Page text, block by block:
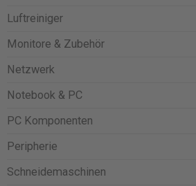
Luftreiniger
Monitore & Zubehör
Netzwerk
Notebook & PC
PC Komponenten
Peripherie
Schneidemaschinen